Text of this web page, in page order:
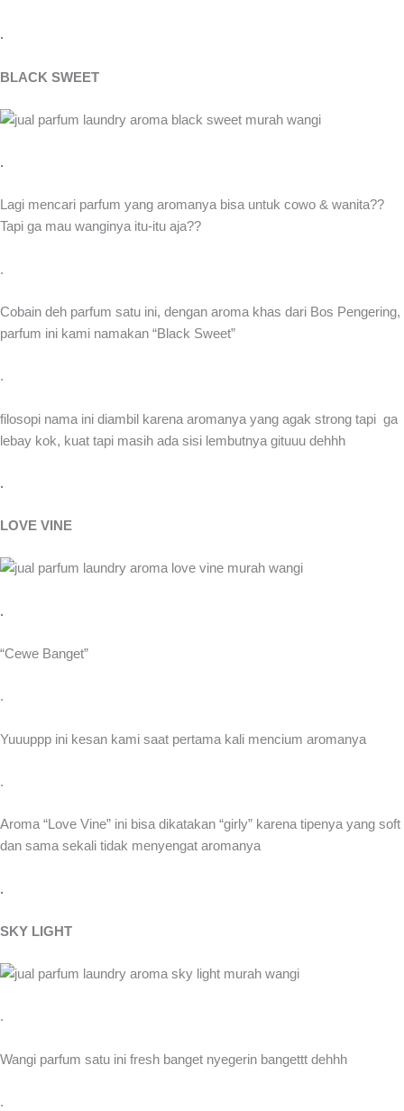
.
BLACK SWEET
.
Lagi mencari parfum yang aromanya bisa untuk cowo & wanita??
Tapi ga mau wanginya itu-itu aja??
.
Cobain deh parfum satu ini, dengan aroma khas dari Bos Pengering,
parfum ini kami namakan “Black Sweet”
.
filosopi nama ini diambil karena aromanya yang agak strong tapi ga
lebay kok, kuat tapi masih ada sisi lembutnya gituuu dehhh
.
LOVE VINE
.
“Cewe Banget”
.
Yuuuppp ini kesan kami saat pertama kali mencium aromanya
.
Aroma “Love Vine” ini bisa dikatakan “girly” karena tipenya yang soft
dan sama sekali tidak menyengat aromanya
.
SKY LIGHT
.
Wangi parfum satu ini fresh banget nyegerin bangettt dehhh
.